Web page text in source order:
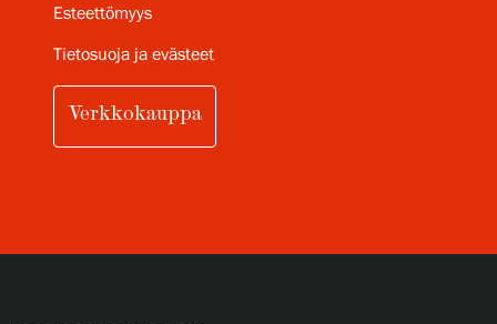
Esteettömyys
Tietosuoja ja evästeet
Verkkokauppa